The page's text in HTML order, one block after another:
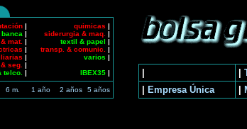
|
banca |
mat. |
|
|
seg. |
telco. |
quimicas |
siderurgia & maq. |
textil & papel |
transp. & comunic.
|
varios |
IBEX35 |
6 m. 1 año 2 años 5 años Empresa Única